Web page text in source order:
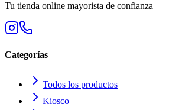
Tu tienda online mayorista de confianza
Categorías
Todos los productos
Kiosco